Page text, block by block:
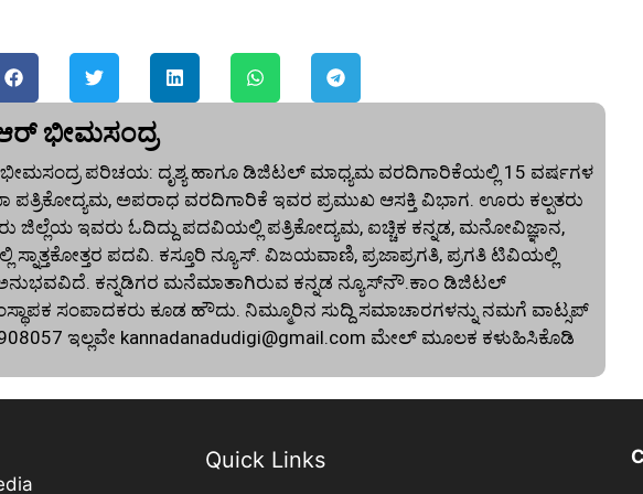
ಭೀಮಸಂದ್ರ
ಪರಿಚಯ: ದೃಶ್ಯ ಹಾಗೂ ಡಿಜಿಟಲ್ ಮಾಧ್ಯಮ ವರದಿಗಾರಿಕೆಯಲ್ಲಿ 15 ವರ್ಷಗಳ
ಪತ್ರಿಕೋದ್ಯಮ, ಅಪರಾಧ ವರದಿಗಾರಿಕೆ ಇವರ ಪ್ರಮುಖ ಆಸಕ್ತಿ ವಿಭಾಗ. ಊರು ಕಲ್ಪತರು
ಜಿಲ್ಲೆಯ ಇವರು ಓದಿದ್ದು ಪದವಿಯಲ್ಲಿ ಪತ್ರಿಕೋದ್ಯಮ, ಐಚ್ಚಿಕ ಕನ್ನಡ, ಮನೋವಿಜ್ಞಾನ,
ಸ್ನಾತ್ತಕೋತ್ತರ ಪದವಿ. ಕಸ್ತೂರಿ ನ್ಯೂಸ್‌. ವಿಜಯವಾಣಿ, ಪ್ರಜಾಪ್ರಗತಿ, ಪ್ರಗತಿ ಟಿವಿಯಲ್ಲಿ
ಕನ್ನಡಿಗರ ಮನೆಮಾತಾಗಿರುವ ಕನ್ನಡ ನ್ಯೂಸ್‌ನೌ.ಕಾಂ ಡಿಜಿಟಲ್‌
ಸಂಪಾದಕರು ಕೂಡ ಹೌದು. ನಿಮ್ಮೂರಿನ ಸುದ್ದಿ ಸಮಾಚಾರಗಳನ್ನು ನಮಗೆ ವಾಟ್ಸಪ್‌
ಇಲ್ಲವೇ kannadanadudigi@gmail.com ಮೇಲ್‌ ಮೂಲಕ ಕಳುಹಿಸಿಕೊಡಿ
Quick Links